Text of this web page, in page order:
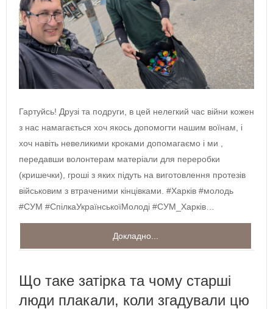
Гартуйсь! Друзі та подруги, в цей нелегкий час війни кожен
з нас намагається хоч якось допомогти нашим воїнам, і
хоч навіть невеликими кроками допомагаємо і ми ,
передавши волонтерам матеріали для переробки
(кришечки), гроші з яких підуть на виготовлення протезів
військовим з втраченими кінцівками. #Харків #молодь
#СУМ #СпілкаУкраїнськоїМолоді #СУМ_Харків…
Докладно...
Що таке затірка та чому старші
люди плакали, коли згадували цю